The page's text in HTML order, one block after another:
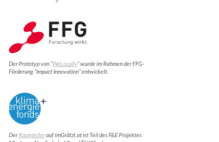
Der Prototyp von “WeLocally” wurde im Rahmen der FFG-
Förderung “Impact Innovation” entwickelt.
DerRaumteilerauf imGrätzl.at ist Teil des F&E Projektes